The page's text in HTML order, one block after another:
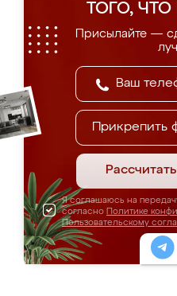
ТОГО,
Присылайте —
Прикрепить
Я соглашаюсь на
согласно Политике
Пользовательскому